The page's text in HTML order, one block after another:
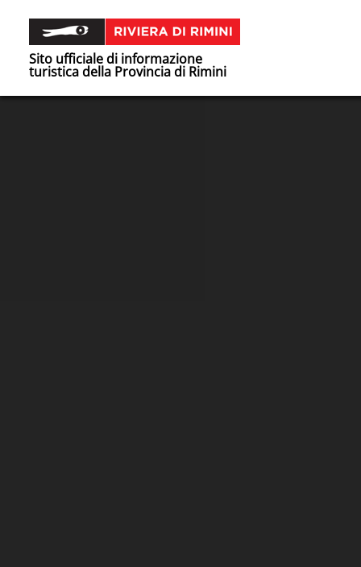
Sito ufficiale di informazione
turistica della Provincia di Rimini